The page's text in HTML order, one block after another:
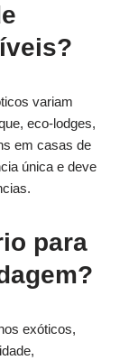
variam
eco-lodges,
em casas de
única e deve
para
exóticos,